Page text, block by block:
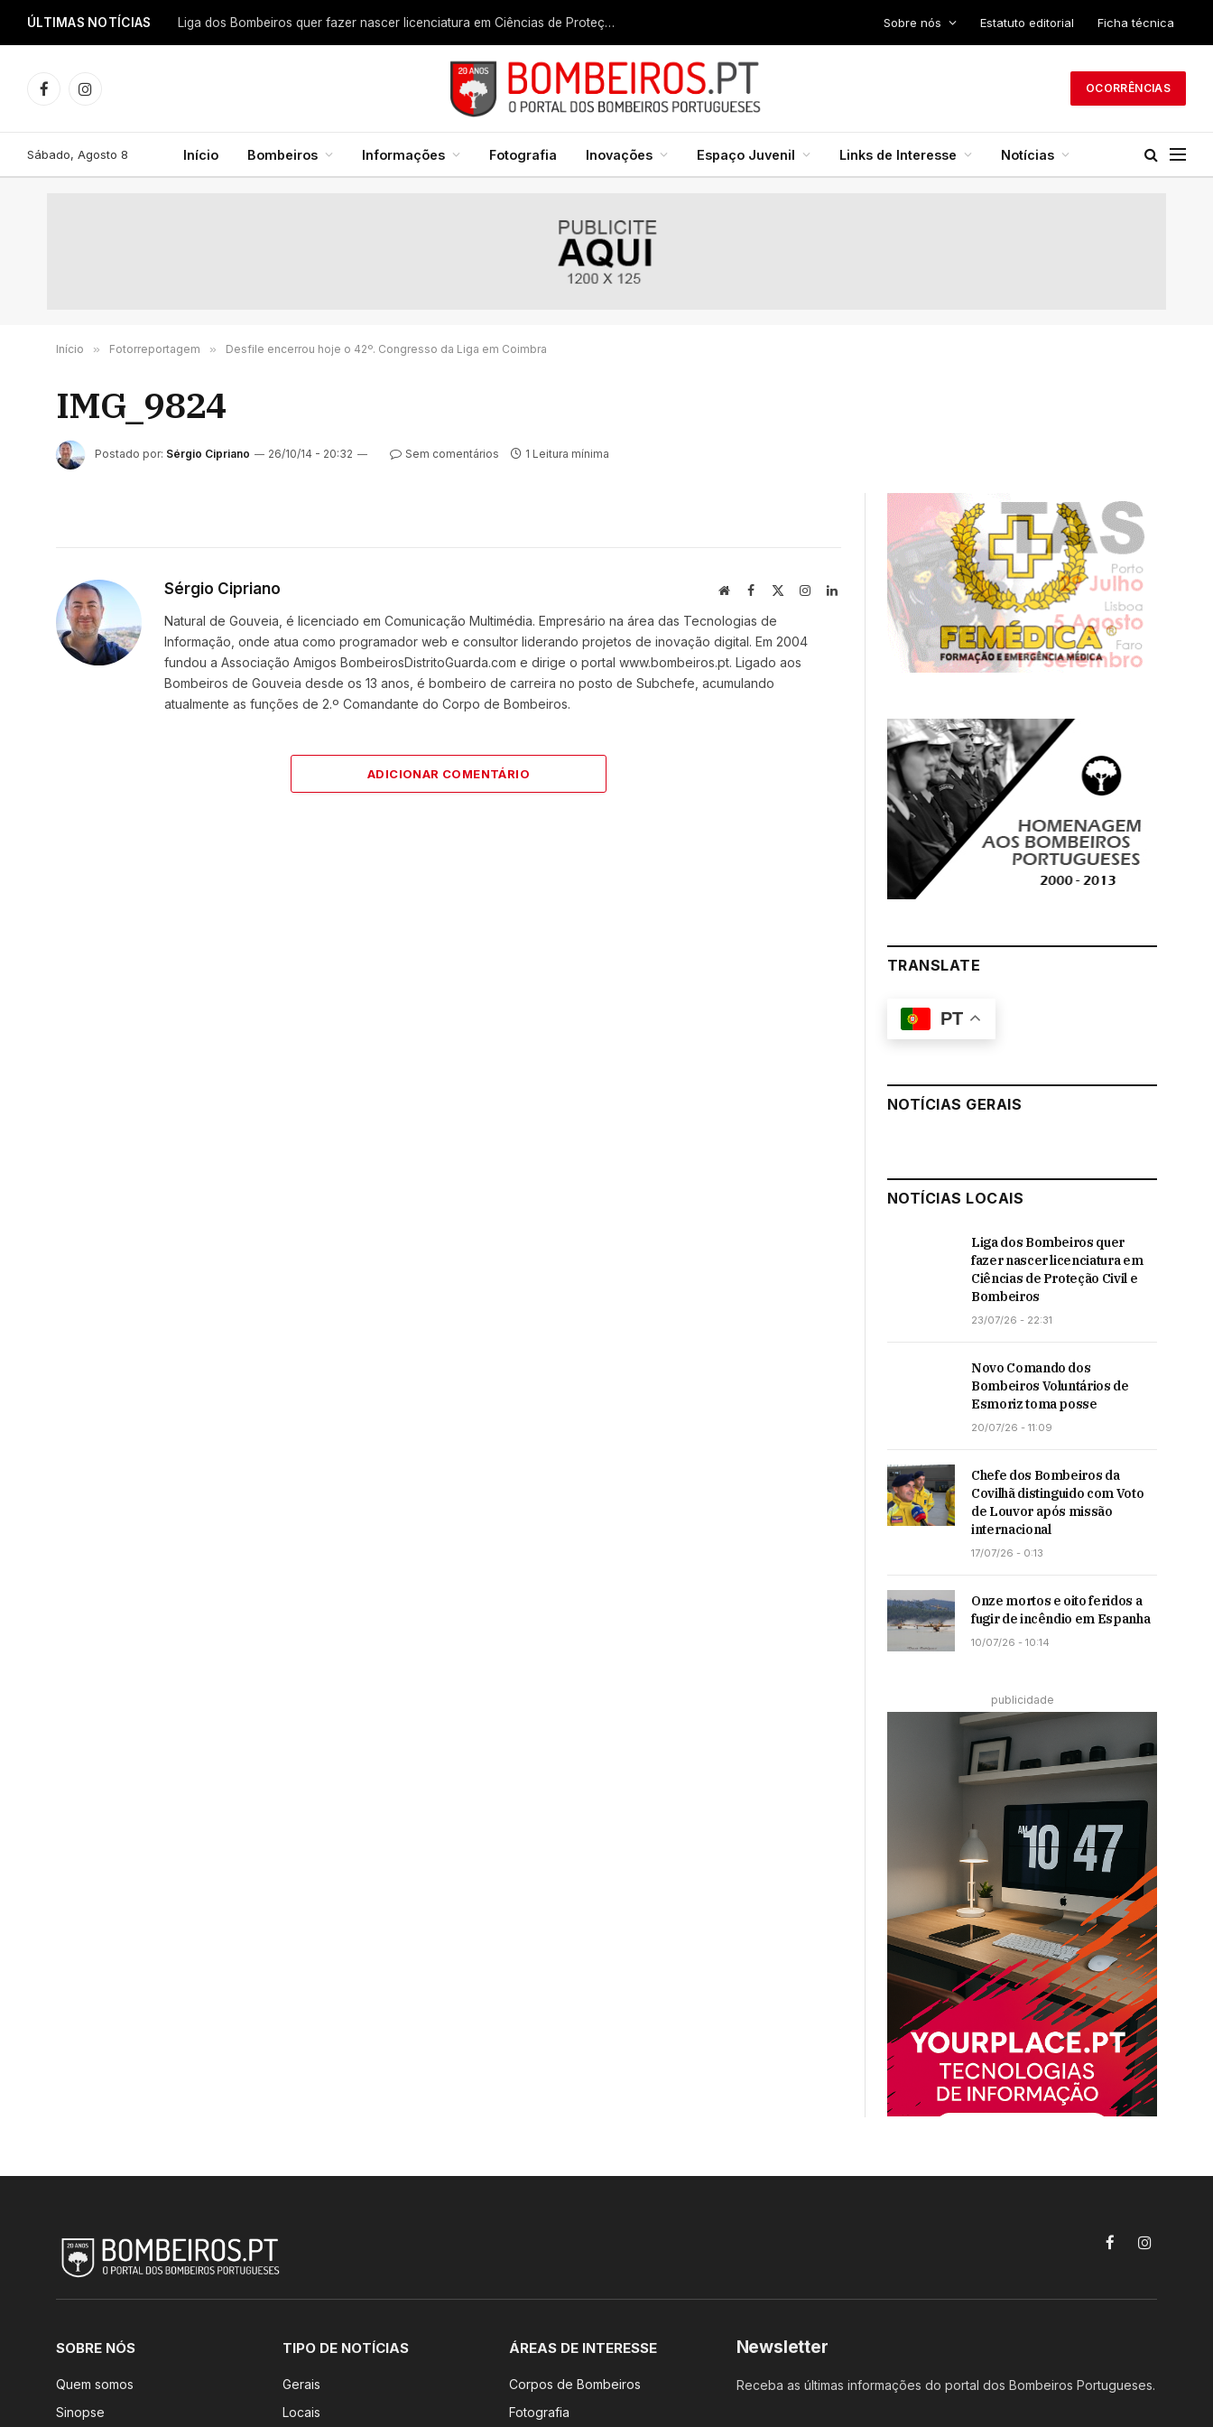
ÚLTIMAS NOTÍCIAS Liga dos Bombeiros quer fazer nascer licenciatura em Ciências de Proteção Civil e Bombeiros Sobre nós Estatuto editorial Ficha técnica
FacebookInstagram
OCORRÊNCIAS
Sábado, Agosto 8 Início Bombeiros Informações Fotografia Inovações Espaço Juvenil Links de Interesse Notícias
Início » Fotorreportagem » Desfile encerrou hoje o 42º. Congresso da Liga em Coimbra
IMG_9824
Postado por: Sérgio Cipriano 26/10/14 - 20:32 Sem comentários 1 Leitura mínima
Sérgio Cipriano WebsiteFacebook InstagramLinkedIn
Natural de Gouveia, é licenciado em Comunicação Multimédia. Empresário na área das Tecnologias de
Informação, onde atua como programador web e consultor liderando projetos de inovação digital. Em 2004
fundou a Associação Amigos BombeirosDistritoGuarda.com e dirige o portal www.bombeiros.pt. Ligado aos
Bombeiros de Gouveia desde os 13 anos, é bombeiro de carreira no posto de Subchefe, acumulando
atualmente as funções de 2.º Comandante do Corpo de Bombeiros.
ADICIONAR COMENTÁRIO
TRANSLATE
PT
NOTÍCIAS GERAIS
NOTÍCIAS LOCAIS
Liga dos Bombeiros quer
fazer nascer licenciatura em
Ciências de Proteção Civil e
Bombeiros
23/07/26 - 22:31
Novo Comando dos
Bombeiros Voluntários de
Esmoriz toma posse
20/07/26 - 11:09
Chefe dos Bombeiros da
Covilhã distinguido com Voto
de Louvor após missão
internacional
17/07/26 - 0:13
Onze mortos e oito feridos a
fugir de incêndio em Espanha
10/07/26 - 10:14
publicidade
FacebookInstagram
SOBRE NÓS
Quem somos
Sinopse
TIPO DE NOTÍCIAS
Gerais
Locais
ÁREAS DE INTERESSE
Corpos de Bombeiros
Fotografia
Newsletter
Receba as últimas informações do portal dos Bombeiros Portugueses.